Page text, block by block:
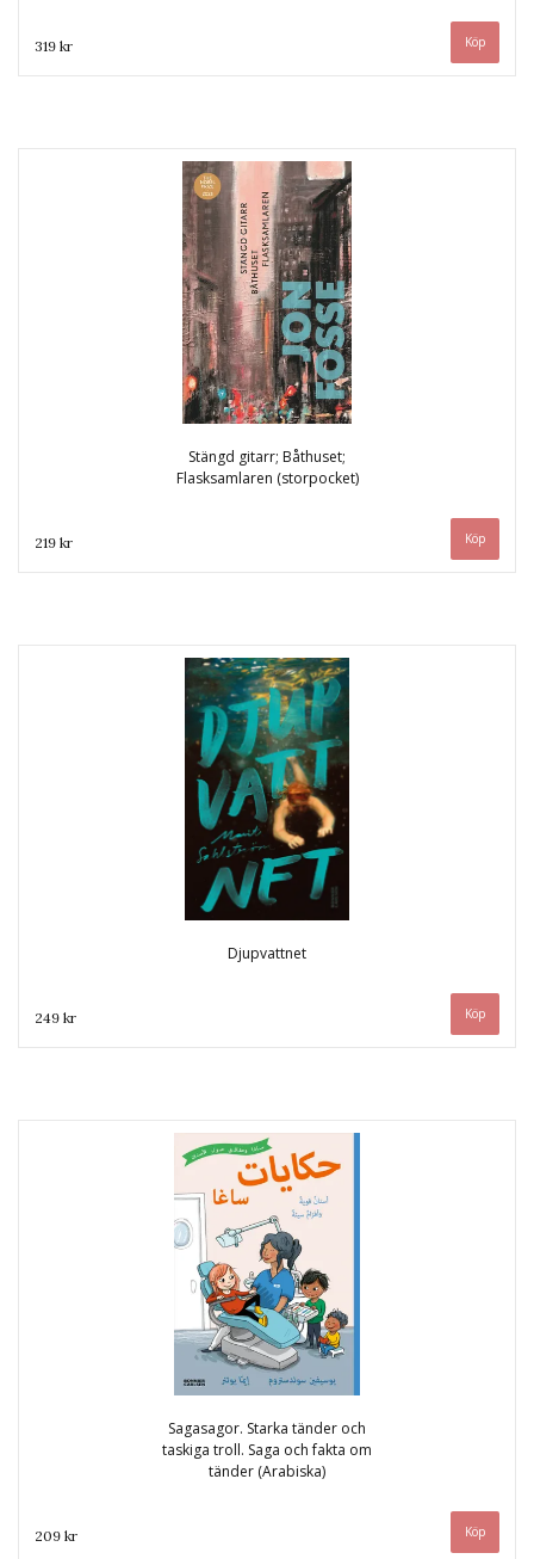
319 kr
Stängd gitarr; Båthuset;
Flasksamlaren (storpocket)
219 kr
Djupvattnet
249 kr
Sagasagor. Starka tänder och
taskiga troll. Saga och fakta om
tänder (Arabiska)
209 kr